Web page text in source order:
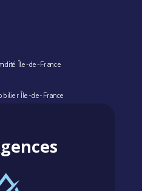
Île-de-France
Île-de-France